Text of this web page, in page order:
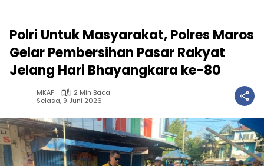
Polri Untuk Masyarakat, Polres Maros
Gelar Pembersihan Pasar Rakyat
Jelang Hari Bhayangkara ke-80
MKAF
2 Min Baca
Selasa, 9 Juni 2026